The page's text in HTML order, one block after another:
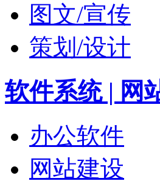
图文/宣传
策划/设计
软件系统 | 网
办公软件
网站建设